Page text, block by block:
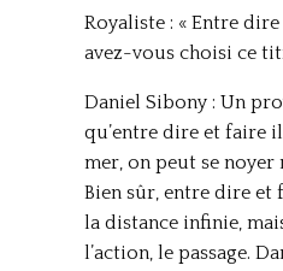
Royaliste : « Entre
avez-vous choisi ce
Daniel Sibony : Un
qu’entre dire et faire
mer, on peut se noyer
Bien sûr, entre dire et
la distance infinie,
l’action, le passage.